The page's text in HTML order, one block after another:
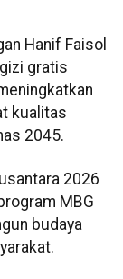
Hanif Faisol
gratis
kualitas
2045.
2026
MBG
budaya